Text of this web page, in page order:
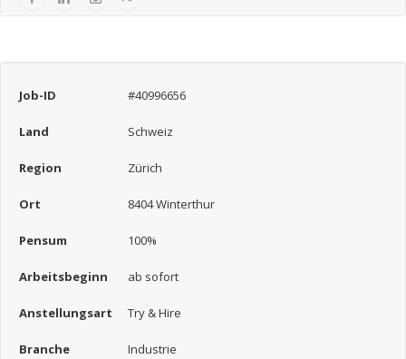
Job-ID #40996656
Land Schweiz
Region Zürich
Ort 8404 Winterthur
Pensum 100%
Arbeitsbeginn ab sofort
Anstellungsart Try & Hire
Branche Industrie